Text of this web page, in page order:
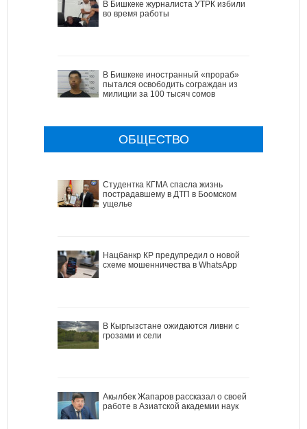
В Бишкеке журналиста УТРК избили
во время работы
В Бишкеке иностранный «прораб»
пытался освободить сограждан из
милиции за 100 тысяч сомов
ОБЩЕСТВО
Студентка КГМА спасла жизнь
пострадавшему в ДТП в Боомском
ущелье
Нацбанкр КР предупредил о новой
схеме мошенничества в WhatsApp
В Кыргызстане ожидаются ливни с
грозами и сели
Акылбек Жапаров рассказал о своей
работе в Азиатской академии наук